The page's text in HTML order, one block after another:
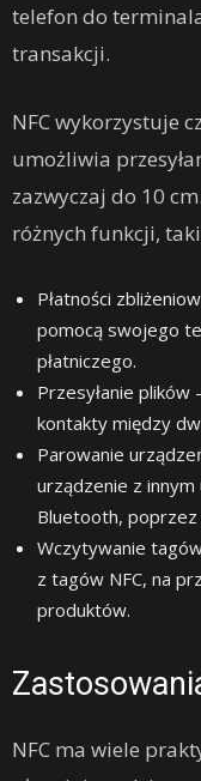
telefon do
transakcji.
NFC wykorzystuje
umożliwia
zazwyczaj do 10
różnych funkcji,
Płatności
pomocą swojego
płatniczego.
Przesyłanie plików
kontakty między
Parowanie
urządzenie z innym
Bluetooth, poprzez
Wczytywanie
z tagów NFC, na
produktów.
NFC ma wiele